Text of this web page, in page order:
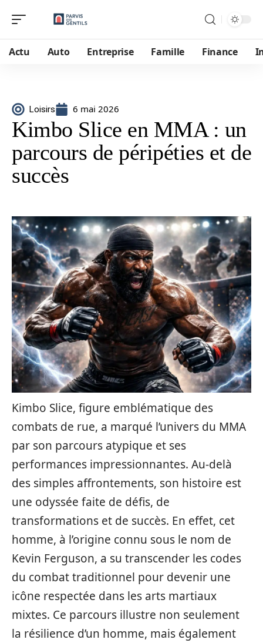
Actu Auto Entreprise Famille Finance
Loisirs 6 mai 2026
Kimbo Slice en MMA : un
parcours de péripéties et de
succès
Kimbo Slice, figure emblématique des
combats de rue, a marqué l’univers du MMA
par son parcours atypique et ses
performances impressionnantes. Au-delà
des simples affrontements, son histoire est
une odyssée faite de défis, de
transformations et de succès. En effet, cet
homme, à l’origine connu sous le nom de
Kevin Ferguson, a su transcender les codes
du combat traditionnel pour devenir une
icône respectée dans les arts martiaux
mixtes. Ce parcours illustre non seulement
la résilience d’un homme, mais également